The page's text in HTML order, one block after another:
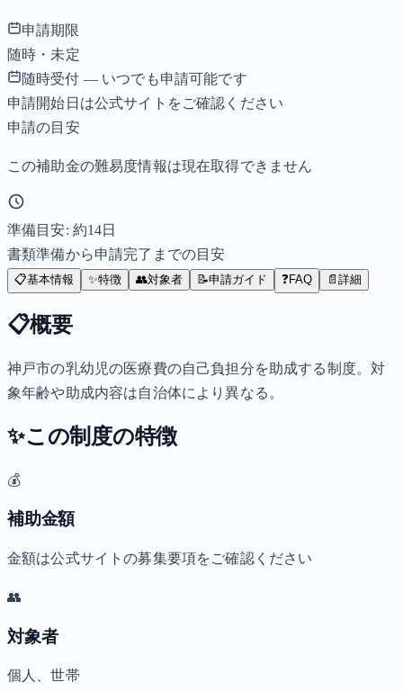
申請期限
随時・未定
随時受付 — いつでも申請可能です
申請開始日は公式サイトをご確認ください
申請の目安
この補助金の難易度情報は現在取得できません
準備目安: 約14日
書類準備から申請完了までの目安
📋基本情報 ✨特徴 👥対象者 📝申請ガイド ❓FAQ 📄 詳細
📋概要
神戸市の乳幼児の医療費の自己負担分を助成する制度。対
象年齢や助成内容は自治体により異なる。
✨この制度の特徴
💰
補助金額
金額は公式サイトの募集要項をご確認ください
👥
対象者
個人、世帯